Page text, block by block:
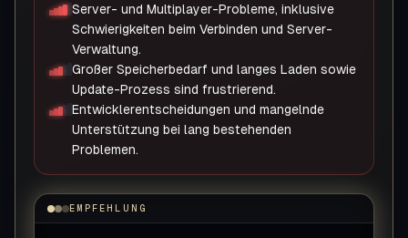
Server- und Multiplayer-Probleme, inklusive
Schwierigkeiten beim Verbinden und Server-
Verwaltung.
Großer Speicherbedarf und langes Laden sowie
Update-Prozess sind frustrierend.
Entwicklerentscheidungen und mangelnde
Unterstützung bei lang bestehenden
Problemen.
EMPFEHLUNG